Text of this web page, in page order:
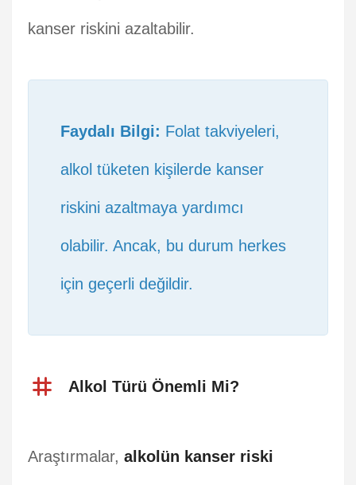
kanser riskini azaltabilir.
Faydalı Bilgi: Folat takviyeleri,
alkol tüketen kişilerde kanser
riskini azaltmaya yardımcı
olabilir. Ancak, bu durum herkes
için geçerli değildir.
Alkol Türü Önemli Mi?
Araştırmalar, alkolün kanser riski